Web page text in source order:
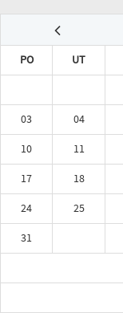
PO UT
03
04
10
11
17
18
24
25
31